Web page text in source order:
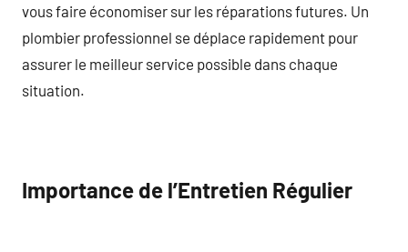
vous faire économiser sur les réparations futures. Un
plombier professionnel se déplace rapidement pour
assurer le meilleur service possible dans chaque
situation.
Importance de l’Entretien Régulier